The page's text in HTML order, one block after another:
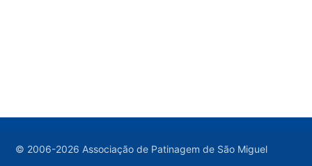
© 2006-2026 Associação de Patinagem de São Miguel